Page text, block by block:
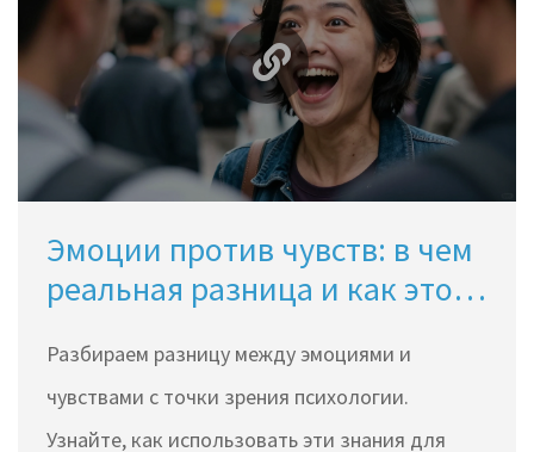
Эмоции против чувств: в чем
реальная разница и как это
Разбираем разницу между эмоциями и
чувствами с точки зрения психологии.
Узнайте, как использовать эти знания для